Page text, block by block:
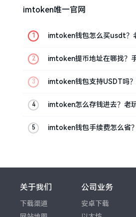
imtoken唯一官网
imtoken钱包怎么买usdt？
imtoken提币地址在哪找？
imtoken钱包支持USDT吗
imtoken怎么存钱进去？老
imtoken钱包手续费怎么省
关于我们
下载渠道
公司业务
安卓下载